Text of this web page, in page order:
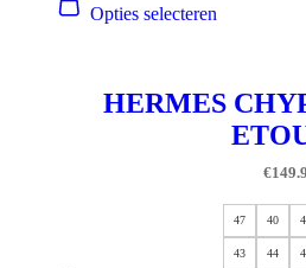
Opties selecteren
HERMES
€
47 40
43 44